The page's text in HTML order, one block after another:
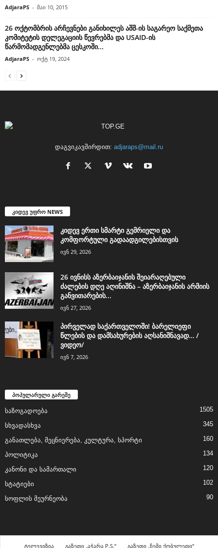
AdjaraPS - მაი 10, 2015
26 ოქტომბრის არჩევნები განიხილეს აშშ-ის საგარეო საქმეთა
კომიტეტის დელეგაციის წევრებმა და USAID-ის
წარმომადგენლებმა ცესკოში...
AdjaraPS - ოქტ 19, 2024
დაგვიკავშირდით: adjaraps@mail.ru
კიდევ უფრო NEWS
კიდევ ერთი სმარტი გემრიელი და
კომფორტული გადაადგილებისთვის
ივნ 29, 2026
26 ივნისს აზერბაიჯანის შეიარაღებული
ძალების დღე აღინიშნა – აზერბაიჯანის არმიის
განვითარების...
ივნ 27, 2026
პირველად საქართველოში! ბარელიეფი
წლების და დამსახურების აღსანიშნავად… /
ვიდეო/
ივნ 7, 2026
პოპულარული გარეშე
საზოგადოება 1505
სხვადასხვა 345
განათლება, მეცნიერება, კულტურა, სპორტი 160
პოლიტიკა 134
კანონი და სამართალი 120
სტატიები 102
სოფლის მეურნეობა 90
ტელევიზია გაზეთი „აჭარა P.S.“ გაზეთი „ჩემი ქობულეთი“